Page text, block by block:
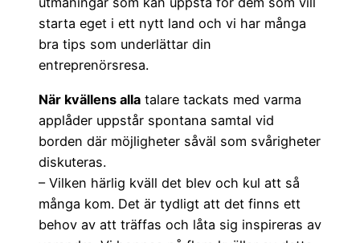
starta eget i ett nytt land och vi har många
bra tips som underlättar din
entreprenörsresa.
När kvällens alla talare tackats med varma
applåder uppstår spontana samtal vid
borden där möjligheter såväl som svårigheter
diskuteras.
– Vilken härlig kväll det blev och kul att så
många kom. Det är tydligt att det finns ett
behov av att träffas och låta sig inspireras av